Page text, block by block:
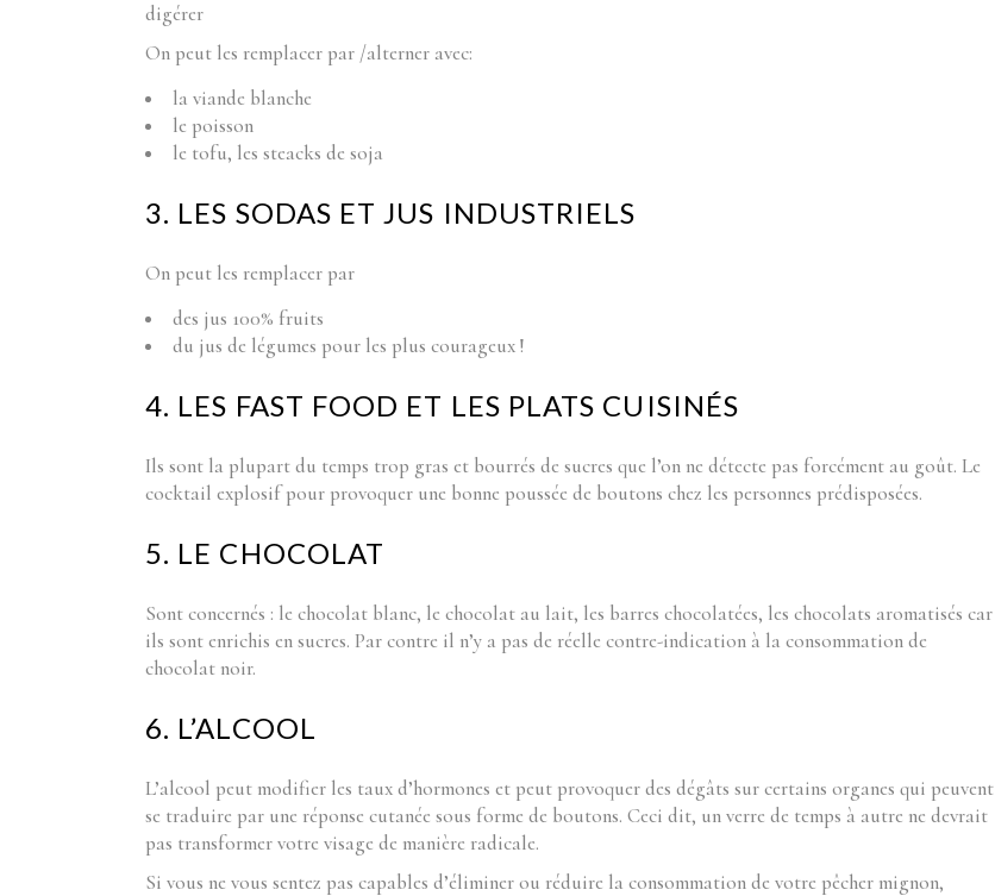
digérer
On peut les remplacer par /alterner avec:
la viande blanche
le poisson
le tofu, les steacks de soja
3. LES SODAS ET JUS INDUSTRIELS
On peut les remplacer par
des jus 100% fruits
du jus de légumes pour les plus courageux !
4. LES FAST FOOD ET LES PLATS CUISINÉS
Ils sont la plupart du temps trop gras et bourrés de sucres que l’on ne détecte pas forcément au goût. Le
cocktail explosif pour provoquer une bonne poussée de boutons chez les personnes prédisposées.
5. LE CHOCOLAT
Sont concernés : le chocolat blanc, le chocolat au lait, les barres chocolatées, les chocolats aromatisés car
ils sont enrichis en sucres. Par contre il n’y a pas de réelle contre-indication à la consommation de
chocolat noir.
6. L’ALCOOL
L’alcool peut modifier les taux d’hormones et peut provoquer des dégâts sur certains organes qui peuvent
se traduire par une réponse cutanée sous forme de boutons. Ceci dit, un verre de temps à autre ne devrait
pas transformer votre visage de manière radicale.
Si vous ne vous sentez pas capables d’éliminer ou réduire la consommation de votre pêcher mignon,